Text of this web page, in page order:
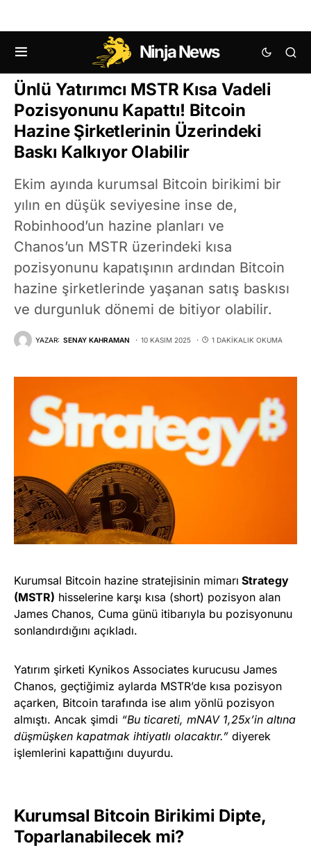
Ninja News
KRIPTO HABERLERI BITCOIN (BTC) HABERLERI
Ünlü Yatırımcı MSTR Kısa Vadeli
Pozisyonunu Kapattı! Bitcoin
Hazine Şirketlerinin Üzerindeki
Baskı Kalkıyor Olabilir
Ekim ayında kurumsal Bitcoin birikimi bir
yılın en düşük seviyesine inse de,
Robinhood’un hazine planları ve
Chanos’un MSTR üzerindeki kısa
pozisyonunu kapatışının ardından Bitcoin
hazine şirketlerinde yaşanan satış baskısı
ve durgunluk dönemi de bitiyor olabilir.
YAZAR: SENAY KAHRAMAN 10 KASIM 2025 1 DAKIKALIK OKUMA
Kurumsal Bitcoin hazine stratejisinin mimarı Strategy
(MSTR) hisselerine karşı kısa (short) pozisyon alan
James Chanos, Cuma günü itibarıyla bu pozisyonunu
sonlandırdığını açıkladı.
Yatırım şirketi Kynikos Associates kurucusu James
Chanos, geçtiğimiz aylarda MSTR’de kısa pozisyon
açarken, Bitcoin tarafında ise alım yönlü pozisyon
almıştı. Ancak şimdi “Bu ticareti, mNAV 1,25x’in altına
düşmüşken kapatmak ihtiyatlı olacaktır.” diyerek
işlemlerini kapattığını duyurdu.
Kurumsal Bitcoin Birikimi Dipte,
Toparlanabilecek mi?